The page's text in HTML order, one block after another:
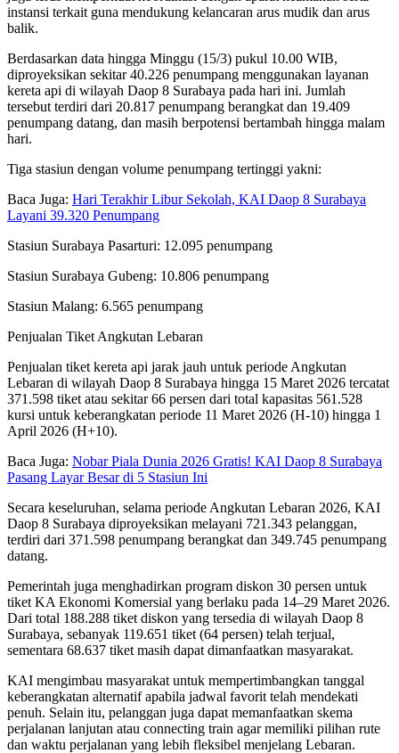
instansi terkait guna mendukung kelancaran arus mudik dan arus
balik.
Berdasarkan data hingga Minggu (15/3) pukul 10.00 WIB,
diproyeksikan sekitar 40.226 penumpang menggunakan layanan
kereta api di wilayah Daop 8 Surabaya pada hari ini. Jumlah
tersebut terdiri dari 20.817 penumpang berangkat dan 19.409
penumpang datang, dan masih berpotensi bertambah hingga malam
hari.
Tiga stasiun dengan volume penumpang tertinggi yakni:
Baca Juga: Hari Terakhir Libur Sekolah, KAI Daop 8 Surabaya
Layani 39.320 Penumpang
Stasiun Surabaya Pasarturi: 12.095 penumpang
Stasiun Surabaya Gubeng: 10.806 penumpang
Stasiun Malang: 6.565 penumpang
Penjualan Tiket Angkutan Lebaran
Penjualan tiket kereta api jarak jauh untuk periode Angkutan
Lebaran di wilayah Daop 8 Surabaya hingga 15 Maret 2026 tercatat
371.598 tiket atau sekitar 66 persen dari total kapasitas 561.528
kursi untuk keberangkatan periode 11 Maret 2026 (H-10) hingga 1
April 2026 (H+10).
Baca Juga: Nobar Piala Dunia 2026 Gratis! KAI Daop 8 Surabaya
Pasang Layar Besar di 5 Stasiun Ini
Secara keseluruhan, selama periode Angkutan Lebaran 2026, KAI
Daop 8 Surabaya diproyeksikan melayani 721.343 pelanggan,
terdiri dari 371.598 penumpang berangkat dan 349.745 penumpang
datang.
Pemerintah juga menghadirkan program diskon 30 persen untuk
tiket KA Ekonomi Komersial yang berlaku pada 14–29 Maret 2026.
Dari total 188.288 tiket diskon yang tersedia di wilayah Daop 8
Surabaya, sebanyak 119.651 tiket (64 persen) telah terjual,
sementara 68.637 tiket masih dapat dimanfaatkan masyarakat.
KAI mengimbau masyarakat untuk mempertimbangkan tanggal
keberangkatan alternatif apabila jadwal favorit telah mendekati
penuh. Selain itu, pelanggan juga dapat memanfaatkan skema
perjalanan lanjutan atau connecting train agar memiliki pilihan rute
dan waktu perjalanan yang lebih fleksibel menjelang Lebaran.